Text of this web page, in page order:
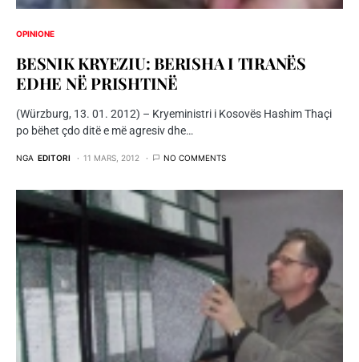
OPINIONE
BESNIK KRYEZIU: BERISHA I TIRANËS
EDHE NË PRISHTINË
(Würzburg, 13. 01. 2012) – Kryeministri i Kosovës Hashim Thaçi
po bëhet çdo ditë e më agresiv dhe…
NGA EDITORI 11 MARS, 2012 NO COMMENTS